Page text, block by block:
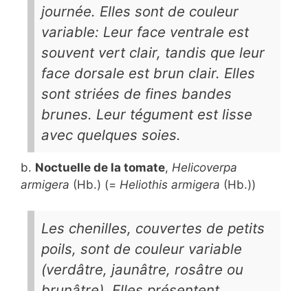
journée. Elles sont de couleur
variable: Leur face ventrale est
souvent vert clair, tandis que leur
face dorsale est brun clair. Elles
sont striées de fines bandes
brunes. Leur tégument est lisse
avec quelques soies.
b. Noctuelle de la tomate, Helicoverpa
armigera (Hb.) (= Heliothis armigera (Hb.))
Les chenilles, couvertes de petits
poils, sont de couleur variable
(verdâtre, jaunâtre, rosâtre ou